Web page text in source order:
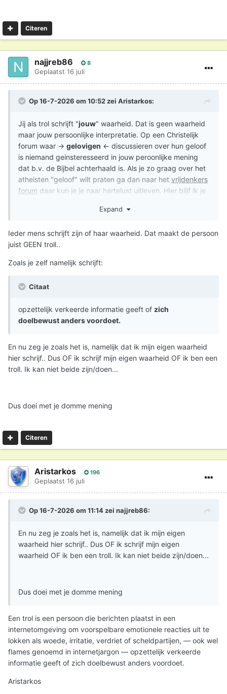
Citeren
najjreb86 8
Geplaatst 16 juli
Op 16-7-2026 om 10:52 zei Aristarkos:
Jij als trol schrijft "jouw" waarheid. Dat is geen waarheid
maar jouw persoonlijke interpretatie. Op een Christelijk
forum waar → gelovigen ← discussieren over hun geloof
is niemand geinsteresseerd in jouw peroonlijke mening
dat b.v. de Bijbel achterhaald is. Als je zo graag over het
atheisten "geloof" wilt praten ga dan naar het vrijdenkers
forum daar kun je je naar hartelust uitleven. Hier blijf ik je
internetomgeving om voorspelbare emotionele reacties uit
te lokken als woede, irritatie, verdriet of scheldpartijen, —
verkeerde informatie geeft of zich doelbewust anders
Expand
Ieder mens schrijft zijn of haar waarheid. Dat maakt de persoon
juist GEEN troll..
Zoals je zelf namelijk schrijft:
Citaat
opzettelijk verkeerde informatie geeft of zich
doelbewust anders voordoet.
En nu zeg je zoals het is, namelijk dat ik mijn eigen waarheid
hier schrijf.. Dus OF ik schrijf mijn eigen waarheid OF ik ben een
troll. Ik kan niet beide zijn/doen...
Dus doei met je domme mening
Citeren
Aristarkos 196
Geplaatst 16 juli
Op 16-7-2026 om 11:14 zei najjreb86:
En nu zeg je zoals het is, namelijk dat ik mijn eigen
waarheid hier schrijf.. Dus OF ik schrijf mijn eigen
waarheid OF ik ben een troll. Ik kan niet beide zijn/doen...
Dus doei met je domme mening
Een trol is een persoon die berichten plaatst in een
internetomgeving om voorspelbare emotionele reacties uit te
lokken als woede, irritatie, verdriet of scheldpartijen, — ook wel
flames genoemd in internetjargon — opzettelijk verkeerde
informatie geeft of zich doelbewust anders voordoet.
Aristarkos